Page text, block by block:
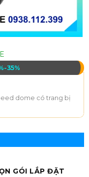
35%
dome có trang bị
GÓI LẮP ĐẶT